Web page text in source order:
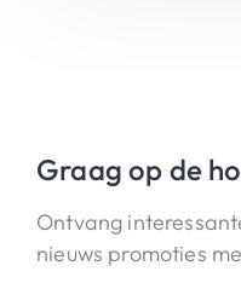
Graag op de
Ontvang
nieuws promoties